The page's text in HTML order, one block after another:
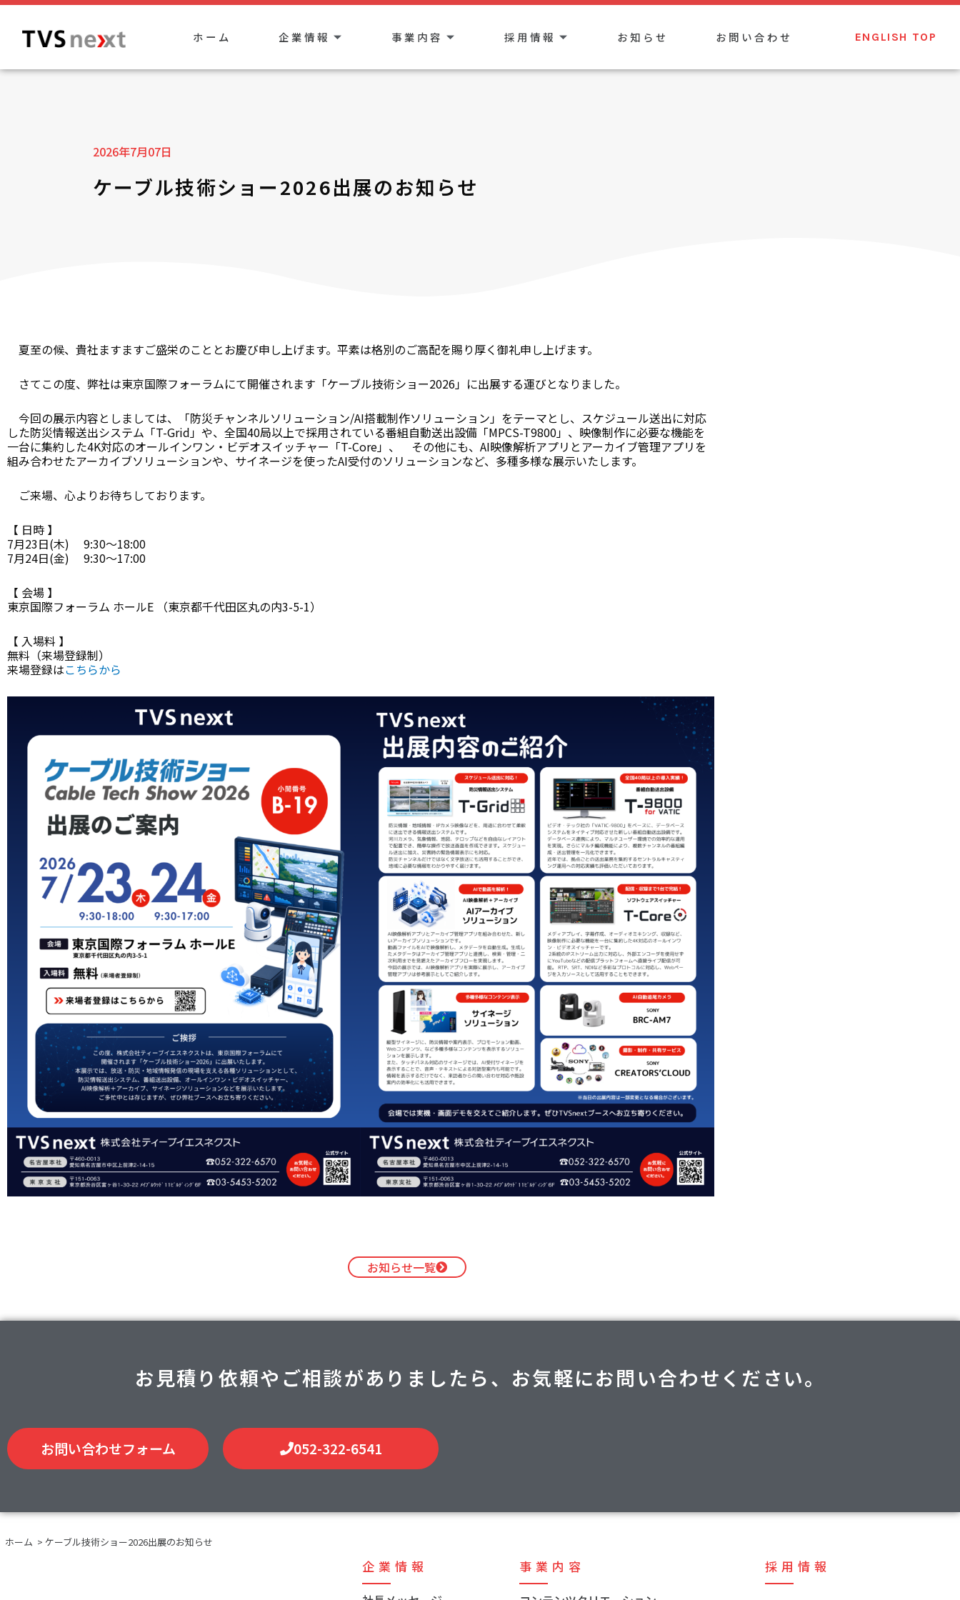
ホーム 企業情報 事業内容 採用情報 お知らせ お問い合わせ ENGLISH TOP
2026年7月07日
ケーブル技術ショー2026出展のお知らせ
夏至の候、貴社ますますご盛栄のこととお慶び申し上げます。平素は格別のご高配を賜り厚く御礼申し上げます。
さてこの度、弊社は東京国際フォーラムにて開催されます「ケーブル技術ショー2026」に出展する運びとなりました。
今回の展示内容としましては、「防災チャンネルソリューション/AI搭載制作ソリューション」をテーマとし、スケジュール送出に対応
した防災情報送出システム「T-Grid」や、全国40局以上で採用されている番組自動送出設備「MPCS-T9800」、映像制作に必要な機能を
一台に集約した4K対応のオールインワン・ビデオスイッチャー「T-Core」、 その他にも、AI映像解析アプリとアーカイブ管理アプリを
組み合わせたアーカイブソリューションや、サイネージを使ったAI受付のソリューションなど、多種多様な展示いたします。
ご来場、心よりお待ちしております。
【 日時 】
7月23日(木) 9:30～18:00
7月24日(金) 9:30～17:00
【 会場 】
東京国際フォーラム ホールE （東京都千代田区丸の内3-5-1）
【 入場料 】
無料（来場登録制）
来場登録はこちらから
お知らせ一覧
お見積り依頼やご相談がありましたら、お気軽にお問い合わせください。
お問い合わせフォーム 052-322-6541
ホーム > ケーブル技術ショー2026出展のお知らせ
企業情報 事業内容 採用情報